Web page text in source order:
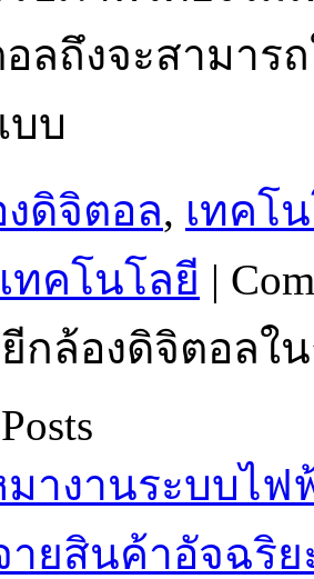
ลถึงจะสามาร
บ
ดิจิตอล, เทคโ
เทคโนโลยี |
กล้องดิจิตอลใ
มางานระบบไ
ายสินค้าอัจฉริย